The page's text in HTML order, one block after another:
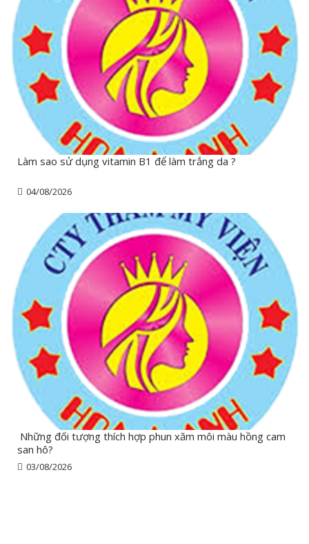
Làm sao sử dụng vitamin B1 để làm trắng da ?
04/08/2026
Những đối tượng thích hợp phun xăm môi màu hồng cam
san hô?
03/08/2026